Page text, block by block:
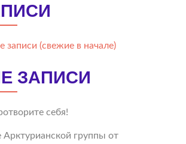
записи (свежие в начале)
ЗАПИСИ
себя!
группы от